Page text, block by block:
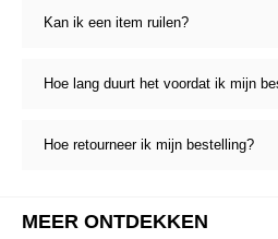
Kan ik een item ruilen?
Hoe lang duurt het voordat ik mijn
Hoe retourneer ik mijn bestelling?
MEER ONTDEKKEN